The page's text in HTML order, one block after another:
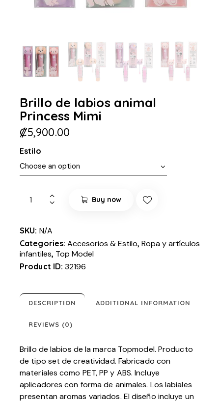
Brillo de labios animal
Princess Mimi
₡5,900.00
Estilo
Buy now
SKU: N/A
Categories: Accesorios & Estilo,Ropa y artículos
infantiles, Top Model
Product ID:32196
DESCRIPTION ADDITIONAL INFORMATION
REVIEWS (0)
Brillo de labios de la marca Topmodel. Producto
de tipo set de creatividad. Fabricado con
materiales como PET, PP y ABS. Incluye
aplicadores con forma de animales. Los labiales
presentan aromas variados. El diseño incluye un